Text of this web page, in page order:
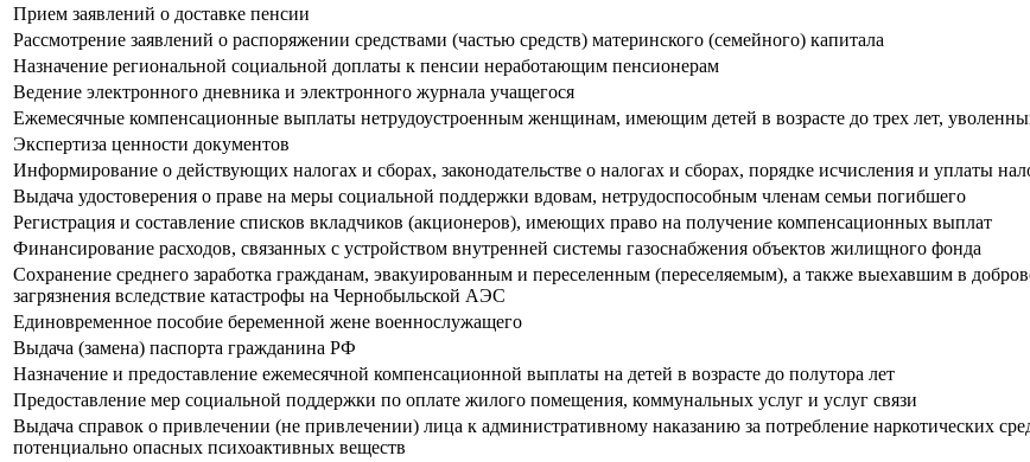
Прием заявлений о доставке пенсии
Рассмотрение заявлений о распоряжении средствами (частью средств) материнского (семейного) капитала
Назначение региональной социальной доплаты к пенсии неработающим пенсионерам
Ведение электронного дневника и электронного журнала учащегося
Ежемесячные компенсационные выплаты нетрудоустроенным женщинам, имеющим детей в возрасте до трех лет,
Экспертиза ценности документов
Информирование о действующих налогах и сборах, законодательстве о налогах и сборах, порядке исчисления и уплаты
Выдача удостоверения о праве на меры социальной поддержки вдовам, нетрудоспособным членам семьи погибшего
Регистрация и составление списков вкладчиков (акционеров), имеющих право на получение компенсационных выплат
Финансирование расходов, связанных с устройством внутренней системы газоснабжения объектов жилищного фонда
Сохранение среднего заработка гражданам, эвакуированным и переселенным (переселяемым), а также выехавшим в
загрязнения вследствие катастрофы на Чернобыльской АЭС
Единовременное пособие беременной жене военнослужащего
Выдача (замена) паспорта гражданина РФ
Назначение и предоставление ежемесячной компенсационной выплаты на детей в возрасте до полутора лет
Предоставление мер социальной поддержки по оплате жилого помещения, коммунальных услуг и услуг связи
Выдача справок о привлечении (не привлечении) лица к административному наказанию за потребление наркотических
потенциально опасных психоактивных веществ